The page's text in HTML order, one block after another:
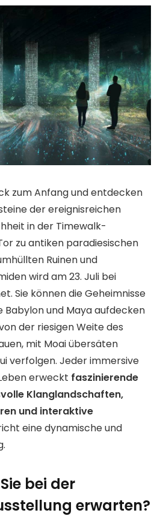
zum Anfang und entdecken
​​der ereignisreichen
in der Timewalk-
zu antiken paradiesischen
Ruinen und
wird am 23. Juli bei
Sie können die Geheimnisse
Babylon und Maya aufdecken
der riesigen Weite des
mit Moai übersäten
verfolgen. Jeder immersive
erweckt faszinierende
Klanglandschaften,
und interaktive
eine dynamische und
bei der
erwarten?